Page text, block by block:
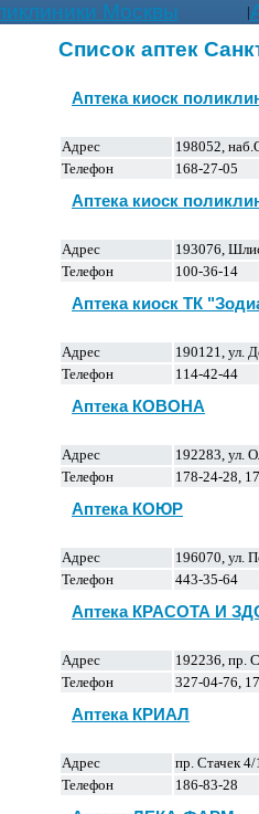
Москвы |
Список аптек
Аптека киоск
Адрес
198052,
Телефон
168-27-05
Аптека киоск
Адрес
193076,
Телефон
100-36-14
Аптека киоск ТК
Адрес
190121, ул.
Телефон
114-42-44
Аптека КОВОНА
Адрес
192283, ул.
Телефон
178-24-28,
Аптека КОЮР
Адрес
196070, ул.
Телефон
443-35-64
Аптека КРАСОТА И
Адрес
192236, пр.
Телефон
327-04-76,
Аптека КРИАЛ
Адрес
пр. Стачек 4/
Телефон
186-83-28